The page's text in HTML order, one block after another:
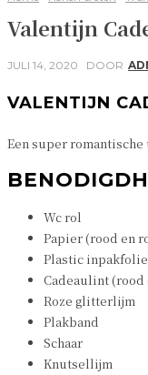
Valentijn
JULI 14, 2020 DOOR
VALENTIJN
Een super
Wc rol
Papier (rood en
Plastic
Cadeaulint (rood
Roze glitterlijm
Plakband
Schaar
Knutsellijm